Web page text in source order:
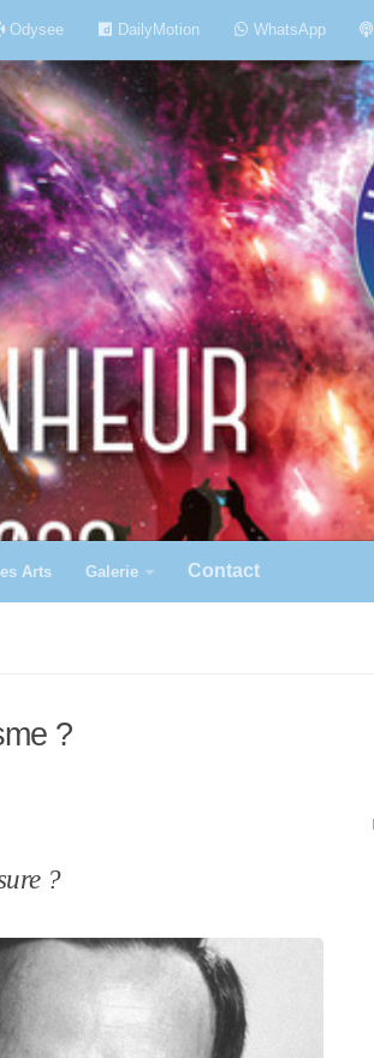
Odysee DailyMotion WhatsApp
Arts Galerie Contact
?
?